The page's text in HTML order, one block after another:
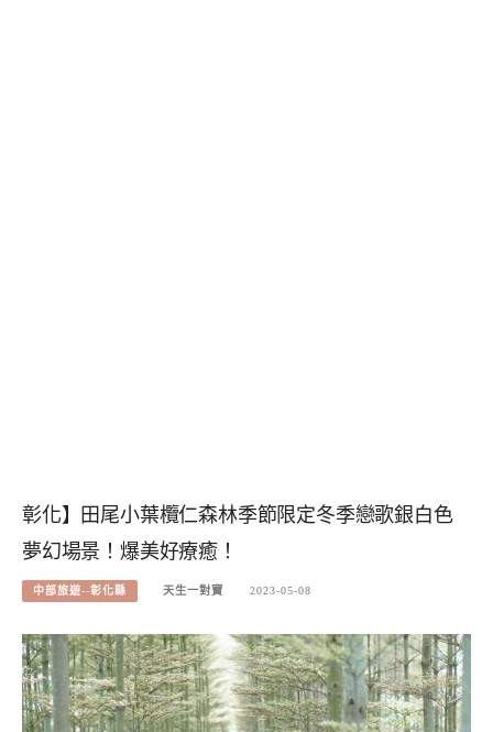
彰化】田尾小葉欖仁森林季節限定冬季戀歌銀白色
夢幻場景！爆美好療癒！
中部旅遊--彰化縣 天生一對寶 2023-05-08